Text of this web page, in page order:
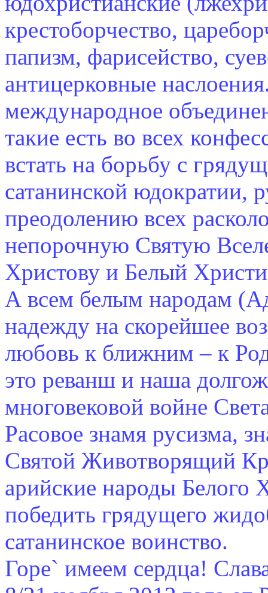
крестоборчество,
папизм, фарисейство,
антицерковные
международное
такие есть во всех
встать на борьбу с
сатанинской юдократии,
преодолению всех
непорочную Святую
Христову и Белый
А всем белым народам
надежду на скорейшее
любовь к ближним – к
это реванш и наша
многовековой войне
Расовое знамя русизма,
Святой Животворящий
арийские народы Белого
победить грядущего
сатанинское воинство.
Горe` имеем сердца!